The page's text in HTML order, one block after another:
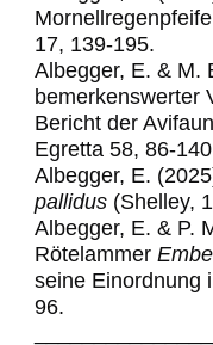
17, 139-195.
Albegger, E. & M.
bemerkenswerter
Bericht der
Egretta 58, 86-
Albegger, E.
pallidus (Shelley,
Albegger, E. & P.
Rötelammer
seine Einordnung
96.